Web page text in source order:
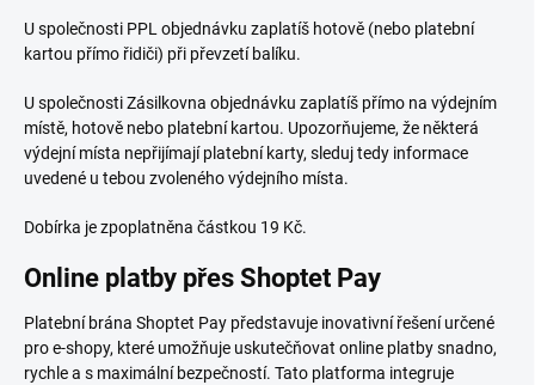
U společnosti PPL objednávku zaplatíš hotově (nebo platební
kartou přímo řidiči) při převzetí balíku.
U společnosti Zásilkovna objednávku zaplatíš přímo na výdejním
místě, hotově nebo platební kartou. Upozorňujeme, že některá
výdejní místa nepřijímají platební karty, sleduj tedy informace
uvedené u tebou zvoleného výdejního místa.
Dobírka je zpoplatněna částkou 19 Kč.
Online platby přes Shoptet Pay
Platební brána Shoptet Pay představuje inovativní řešení určené
pro e-shopy, které umožňuje uskutečňovat online platby snadno,
rychle a s maximální bezpečností. Tato platforma integruje